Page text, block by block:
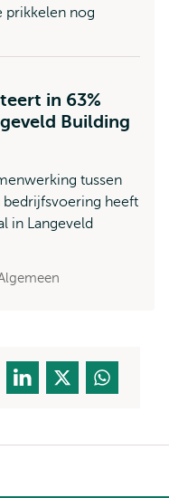
prikkelen nog
in 63%
Building
tussen
heeft
in Langeveld